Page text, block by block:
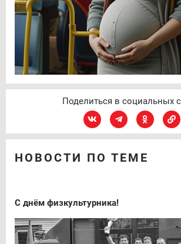
Поделиться в социальных
НОВОСТИ ПО ТЕМЕ
С днём физкультурника!